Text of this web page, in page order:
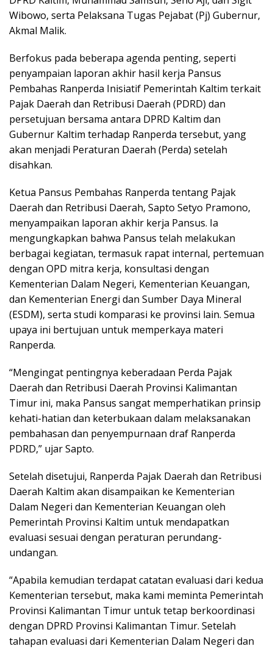
Wibowo, serta Pelaksana Tugas Pejabat (Pj) Gubernur,
Akmal Malik.
Berfokus pada beberapa agenda penting, seperti
penyampaian laporan akhir hasil kerja Pansus
Pembahas Ranperda Inisiatif Pemerintah Kaltim terkait
Pajak Daerah dan Retribusi Daerah (PDRD) dan
persetujuan bersama antara DPRD Kaltim dan
Gubernur Kaltim terhadap Ranperda tersebut, yang
akan menjadi Peraturan Daerah (Perda) setelah
disahkan.
Ketua Pansus Pembahas Ranperda tentang Pajak
Daerah dan Retribusi Daerah, Sapto Setyo Pramono,
menyampaikan laporan akhir kerja Pansus. Ia
mengungkapkan bahwa Pansus telah melakukan
berbagai kegiatan, termasuk rapat internal, pertemuan
dengan OPD mitra kerja, konsultasi dengan
Kementerian Dalam Negeri, Kementerian Keuangan,
dan Kementerian Energi dan Sumber Daya Mineral
(ESDM), serta studi komparasi ke provinsi lain. Semua
upaya ini bertujuan untuk memperkaya materi
Ranperda.
“Mengingat pentingnya keberadaan Perda Pajak
Daerah dan Retribusi Daerah Provinsi Kalimantan
Timur ini, maka Pansus sangat memperhatikan prinsip
kehati-hatian dan keterbukaan dalam melaksanakan
pembahasan dan penyempurnaan draf Ranperda
PDRD,” ujar Sapto.
Setelah disetujui, Ranperda Pajak Daerah dan Retribusi
Daerah Kaltim akan disampaikan ke Kementerian
Dalam Negeri dan Kementerian Keuangan oleh
Pemerintah Provinsi Kaltim untuk mendapatkan
evaluasi sesuai dengan peraturan perundang-
undangan.
“Apabila kemudian terdapat catatan evaluasi dari kedua
Kementerian tersebut, maka kami meminta Pemerintah
Provinsi Kalimantan Timur untuk tetap berkoordinasi
dengan DPRD Provinsi Kalimantan Timur. Setelah
tahapan evaluasi dari Kementerian Dalam Negeri dan